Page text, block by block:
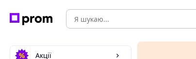
Акції